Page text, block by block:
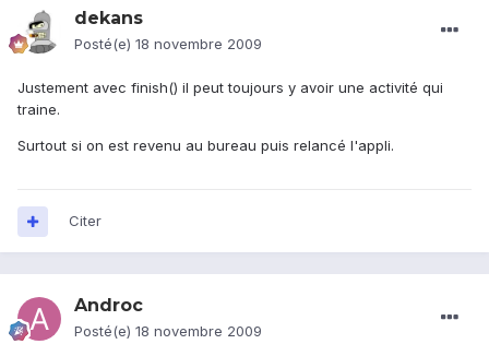
dekans
Posté(e) 18 novembre 2009
Justement avec finish() il peut toujours y avoir une activité qui
traine.
Surtout si on est revenu au bureau puis relancé l'appli.
Citer
Androc
Posté(e) 18 novembre 2009